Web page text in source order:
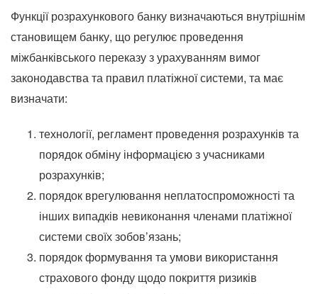
Функції розрахункового банку визначаються внутрішнім
становищем банку, що регулює проведення
міжбанківського переказу з урахуванням вимог
законодавства та правил платіжної системи, та має
визначати:
технології, регламент проведення розрахунків та
порядок обміну інформацією з учасниками
розрахунків;
порядок врегулювання неплатоспроможності та
інших випадків невиконання членами платіжної
системи своїх зобов’язань;
порядок формування та умови використання
страхового фонду щодо покриття ризиків